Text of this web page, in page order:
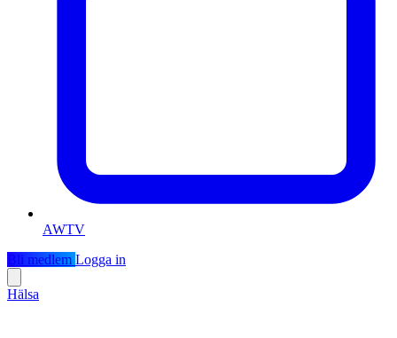
AWTV
Bli medlem Logga in
Hälsa